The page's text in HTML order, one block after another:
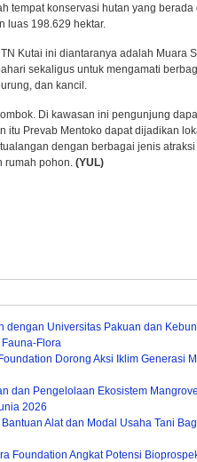
tempat konservasi hutan yang
luas 198.629 hektar.
Kutai ini diantaranya adalah Muara
sekaligus untuk mengamati
dan kancil.
Di kawasan ini pengunjung
itu Prevab Mentoko dapat dijadikan
dengan berbagai jenis
rumah pohon. (YUL)
dengan Universitas Pakuan dan
Flora
Dorong Aksi Iklim Generasi
dan Pengelolaan Ekosistem
2026
Alat dan Modal Usaha Tani
Foundation Angkat Potensi